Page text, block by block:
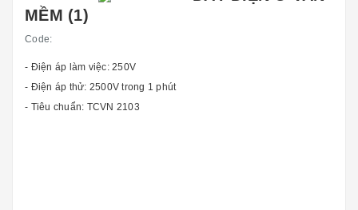
MỀM (1)
Code:
- Điện áp làm việc: 250V
- Điện áp thử: 2500V trong 1 phút
- Tiêu chuẩn: TCVN 2103